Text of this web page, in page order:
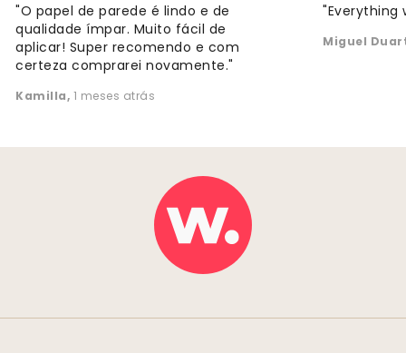
"O papel de parede é lindo e de
qualidade ímpar. Muito fácil de
aplicar! Super recomendo e com
certeza comprarei novamente."
Kamilla, 1 meses atrás
"Everything
Miguel